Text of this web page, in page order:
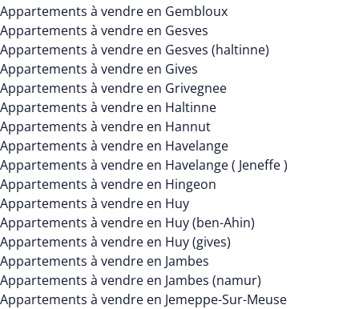
Appartements à vendre en Gembloux
Appartements à vendre en Gesves
Appartements à vendre en Gesves (haltinne)
Appartements à vendre en Gives
Appartements à vendre en Grivegnee
Appartements à vendre en Haltinne
Appartements à vendre en Hannut
Appartements à vendre en Havelange
Appartements à vendre en Havelange ( Jeneffe )
Appartements à vendre en Hingeon
Appartements à vendre en Huy
Appartements à vendre en Huy (ben-Ahin)
Appartements à vendre en Huy (gives)
Appartements à vendre en Jambes
Appartements à vendre en Jambes (namur)
Appartements à vendre en Jemeppe-Sur-Meuse